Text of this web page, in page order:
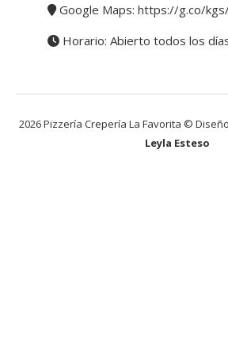
Google Maps: https://g.co/kgs/
Horario: Abierto todos los
2026 Pizzería Crepería La Favorita ©
Leyla Esteso